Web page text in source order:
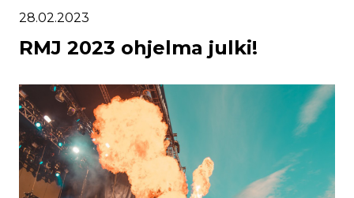
28.02.2023
RMJ 2023 ohjelma julki!